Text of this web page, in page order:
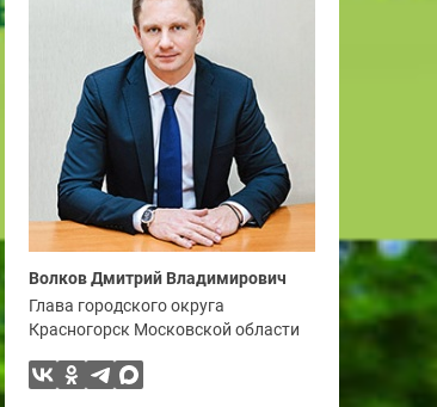
Волков Дмитрий Владимирович
Глава городского округа
Красногорск Московской области